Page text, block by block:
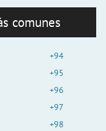
comunes
+94
+95
+96
+97
+98